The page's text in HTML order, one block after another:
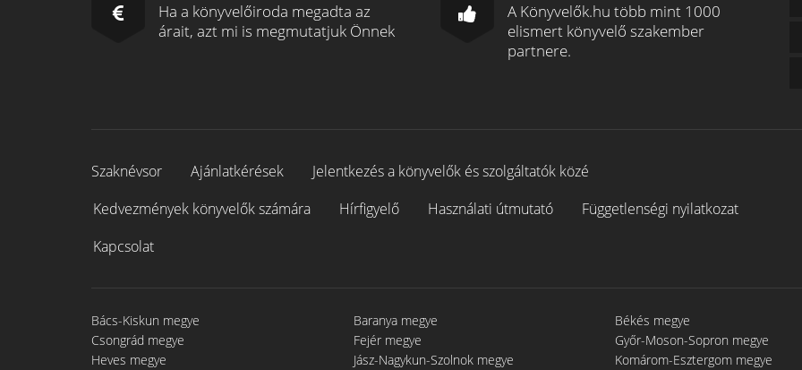
Ha a könyvelőiroda megadta az
árait, azt mi is megmutatjuk Önnek
A Könyvelők.hu több mint 1000
elismert könyvelő szakember
partnere.
Szaknévsor Ajánlatkérések
Jelentkezés a könyvelők és szolgáltatók közé
Kedvezmények könyvelők számára
Hírfigyelő Használati útmutató
Függetlenségi nyilatkozat
Kapcsolat
Bács-Kiskun megye Baranya megye Békés megye
Csongrád megye
Fejér megye Győr-Moson-Sopron megye
Heves megye
Jász-Nagykun-Szolnok megye Komárom-Esztergom megye